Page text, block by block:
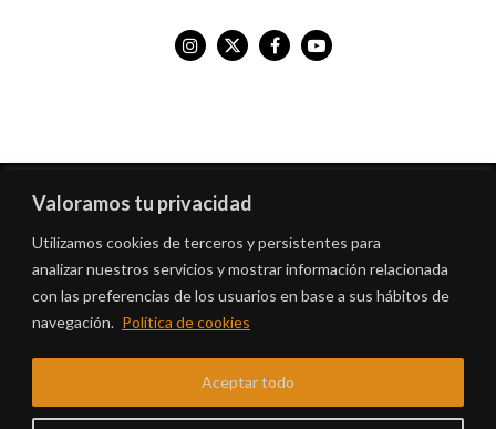
Valoramos tu privacidad
Utilizamos cookies de terceros y persistentes para
analizar nuestros servicios y mostrar información relacionada
con las preferencias de los usuarios en base a sus hábitos de
navegación. Política de cookies
Aceptar todo
© MADRID DESTINO CULTURA TURISMO Y NEGOCIO, S.A.,
Algunos derechos reservados
Centro Cultural Conde Duque C/Conde Duque 9-11, 28015 (Madrid)
E-mail:registro@madrid-destino.com
Para contacto y consultas: